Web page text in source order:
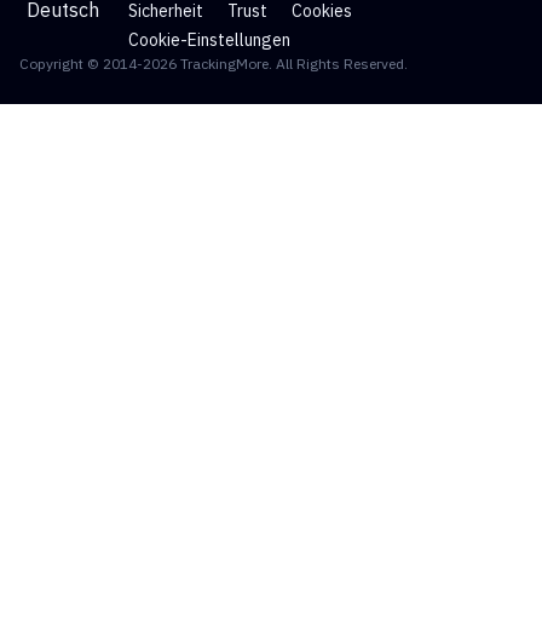
Deutsch
Sicherheit
Trust
Cookies
Cookie-Einstellungen
Copyright © 2014-2026 TrackingMore. All Rights Reserved.